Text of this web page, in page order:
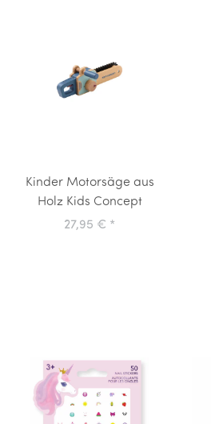
Kinder Motorsäge aus
Holz Kids Concept
27,95 € *